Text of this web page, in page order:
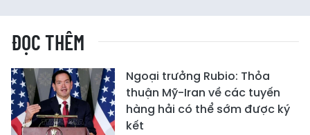
ĐỌC THÊM
Ngoại trưởng Rubio: Thỏa
thuận Mỹ-Iran về các tuyến
hàng hải có thể sớm được ký
kết